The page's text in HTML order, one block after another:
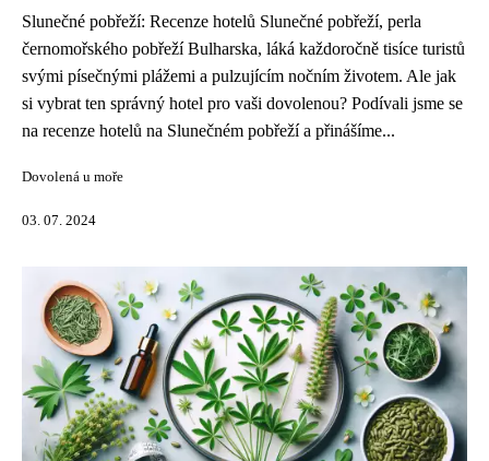
Slunečné pobřeží: Recenze hotelů Slunečné pobřeží, perla
černomořského pobřeží Bulharska, láká každoročně tisíce turistů
svými písečnými plážemi a pulzujícím nočním životem. Ale jak
si vybrat ten správný hotel pro vaši dovolenou? Podívali jsme se
na recenze hotelů na Slunečném pobřeží a přinášíme...
Dovolená u moře
03. 07. 2024